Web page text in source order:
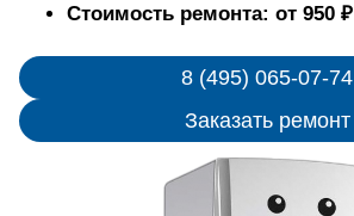
Стоимость ремонта: от 950 ₽
8 (495) 065-07-74
Заказать ремонт